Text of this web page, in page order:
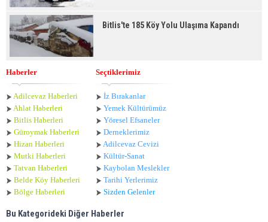
Bitlis'te 185 Köy Yolu Ulaşıma Kapandı
Haberler
Adilcevaz Haberleri
Ahlat Haberleri
Bitlis Haberleri
Güroymak Haberleri
Hizan Haberleri
Mutki Haberleri
Tatvan Haberleri
Belde Köy Haberleri
Bölge Haberleri
Seçtiklerimiz
İz Bırakanlar
Yemek Kültürümüz
Yöresel Efsaneler
Derneklerimiz
Adilcevaz Cevizi
Kültür-Sanat
Kaybolan Meslekler
Tarihi Yerlerimiz
Sizden Gelenler
Bu Kategorideki Diğer Haberler